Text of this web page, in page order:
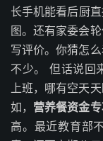
长手机能看后厨
图。还有家委会
写评价。你猜怎
不少。 但话说回
上班，哪有空天
如， 营养餐资金
高。最近教育部